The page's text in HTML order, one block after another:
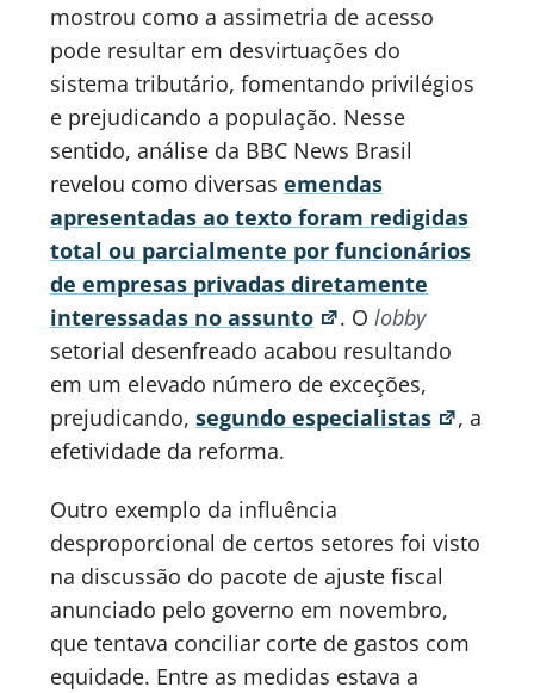
mostrou como a assimetria de acesso
pode resultar em desvirtuações do
sistema tributário, fomentando privilégios
e prejudicando a população. Nesse
sentido, análise da BBC News Brasil
revelou como diversas emendas
apresentadas ao texto foram redigidas
total ou parcialmente por funcionários
de empresas privadas diretamente
interessadas no assunto
. O lobby
setorial desenfreado acabou resultando
em um elevado número de exceções,
prejudicando, segundo especialistas
, a
efetividade da reforma.
Outro exemplo da influência
desproporcional de certos setores foi visto
na discussão do pacote de ajuste fiscal
anunciado pelo governo em novembro,
que tentava conciliar corte de gastos com
equidade. Entre as medidas estava a